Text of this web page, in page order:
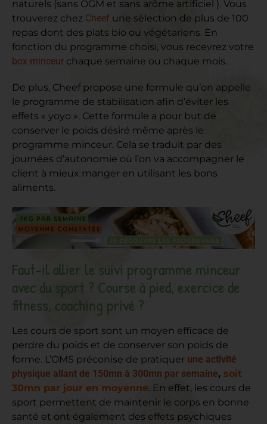
naturels (sans OGM et sans arôme artificiel ). Vous
trouverez chez Cheef une sélection de plus de 100
repas dont des plats bio ou végétariens. En
fonction du programme choisi, vous recevrez votre
box minceur chaque semaine ou chaque mois.
De plus, Cheef propose une formule qu’on appelle
le programme de stabilisation afin d’éviter les
effets « yoyo ». Cette formule a pour but de
conserver le poids désiré même après le
programme minceur. Cela se traduit par des
journées d’autonomie où l’on va accompagner le
client à mieux manger en utilisant les bons
aliments.
Faut-il allier le suivi programme minceur
avec du sport ? Course à pied, exercice de
fitness, coaching privé ?
Les cours de sport sont un moyen efficace de
perdre du poids et de conserver son poids de
forme. L’OMS préconise de pratiquer une activité
physique allant de 150mn à 300mn par semaine, soit
30mn par jour en moyenne. En effet, les cours de
sport permettent de maintenir le corps en bonne
santé et ont également des effets psychiques